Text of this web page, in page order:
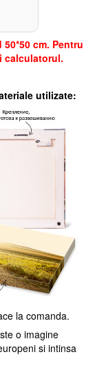
cm. Pentru
calculatorul.
utilizate:
la comanda.
o imagine
si intinsa